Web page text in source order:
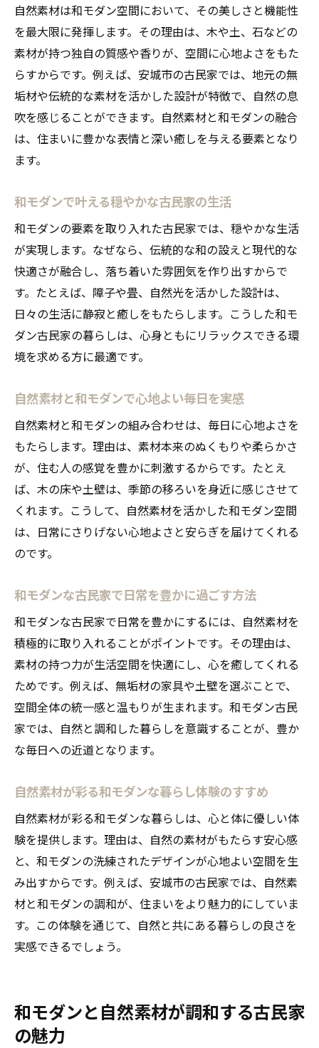
自然素材は和モダン空間において、その美しさと機能性
を最大限に発揮します。その理由は、木や土、石などの
素材が持つ独自の質感や香りが、空間に心地よさをもた
らすからです。例えば、安城市の古民家では、地元の無
垢材や伝統的な素材を活かした設計が特徴で、自然の息
吹を感じることができます。自然素材と和モダンの融合
は、住まいに豊かな表情と深い癒しを与える要素となり
ます。
和モダンで叶える穏やかな古民家の生活
和モダンの要素を取り入れた古民家では、穏やかな生活
が実現します。なぜなら、伝統的な和の設えと現代的な
快適さが融合し、落ち着いた雰囲気を作り出すからで
す。たとえば、障子や畳、自然光を活かした設計は、
日々の生活に静寂と癒しをもたらします。こうした和モ
ダン古民家の暮らしは、心身ともにリラックスできる環
境を求める方に最適です。
自然素材と和モダンで心地よい毎日を実感
自然素材と和モダンの組み合わせは、毎日に心地よさを
もたらします。理由は、素材本来のぬくもりや柔らかさ
が、住む人の感覚を豊かに刺激するからです。たとえ
ば、木の床や土壁は、季節の移ろいを身近に感じさせて
くれます。こうして、自然素材を活かした和モダン空間
は、日常にさりげない心地よさと安らぎを届けてくれる
のです。
和モダンな古民家で日常を豊かに過ごす方法
和モダンな古民家で日常を豊かにするには、自然素材を
積極的に取り入れることがポイントです。その理由は、
素材の持つ力が生活空間を快適にし、心を癒してくれる
ためです。例えば、無垢材の家具や土壁を選ぶことで、
空間全体の統一感と温もりが生まれます。和モダン古民
家では、自然と調和した暮らしを意識することが、豊か
な毎日への近道となります。
自然素材が彩る和モダンな暮らし体験のすすめ
自然素材が彩る和モダンな暮らしは、心と体に優しい体
験を提供します。理由は、自然の素材がもたらす安心感
と、和モダンの洗練されたデザインが心地よい空間を生
み出すからです。例えば、安城市の古民家では、自然素
材と和モダンの調和が、住まいをより魅力的にしていま
す。この体験を通じて、自然と共にある暮らしの良さを
実感できるでしょう。
和モダンと自然素材が調和する古民家
の魅力